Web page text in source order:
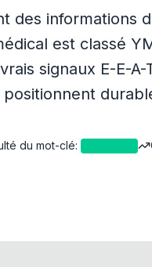
des informations
est classé
signaux E-E-
du mot-clé: